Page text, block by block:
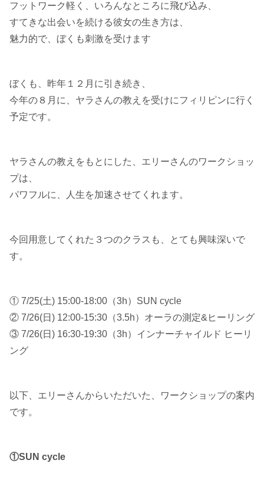
フットワーク軽く、いろんなところに飛び込み、
すてきな出会いを続ける彼女の生き方は、
魅力的で、ぼくも刺激を受けます
ぼくも、昨年１２月に引き続き、
今年の８月に、ヤラさんの教えを受けにフィリピンに行く
予定です。
ヤラさんの教えをもとにした、エリーさんのワークショッ
プは、
パワフルに、人生を加速させてくれます。
今回用意してくれた３つのクラスも、とても興味深いで
す。
① 7/25(土) 15:00-18:00（3h）SUN cycle
② 7/26(日) 12:00-15:30（3.5h）オーラの測定&ヒーリング
③ 7/26(日) 16:30-19:30（3h）インナーチャイルド ヒーリ
ング
以下、エリーさんからいただいた、ワークショップの案内
です。
①SUN cycle